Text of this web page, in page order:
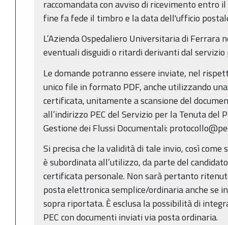
raccomandata con avviso di ricevimento entro
fine fa fede il timbro e la data dell'ufficio
L’Azienda Ospedaliero Universitaria di Ferrara
eventuali disguidi o ritardi derivanti dal servizio
Le domande potranno essere inviate, nel
unico file in formato PDF, anche utilizzando
certificata, unitamente a scansione del
all’indirizzo PEC del Servizio per la Tenuta del
Gestione dei Flussi Documentali:
Si precisa che la validità di tale invio, così
è subordinata all’utilizzo, da parte del
certificata personale. Non sarà pertanto
posta elettronica semplice/ordinaria anche se
sopra riportata. È esclusa la possibilità di
PEC con documenti inviati via posta ordinaria.